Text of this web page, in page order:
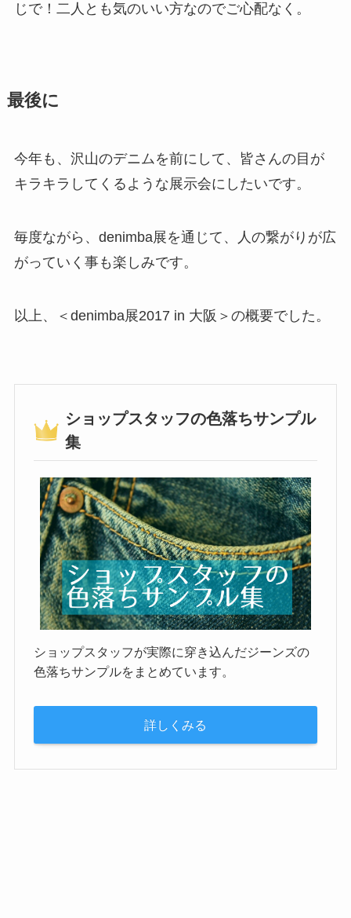
じで！二人とも気のいい方なのでご心配なく。
最後に
今年も、沢山のデニムを前にして、
皆さんの目が
キラキラ してくるような展示会にしたいです。
毎度ながら、denimba展を通じて、人の繋がりが広
がっていく事も楽しみです。
以上、＜denimba展2017 in 大阪＞の概要でした。
ショップスタッフの色落ちサンプル
集
ショップスタッフが実際に穿き込んだジーンズの
色落ちサンプルをまとめています。
詳しくみる